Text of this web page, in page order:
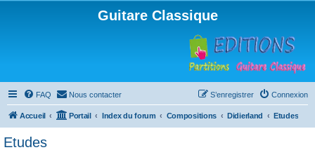
Guitare Classique
FAQ Nous contacter Connexion
S’enregistrer
Accueil Portail Index du forum Compositions Didierland Etudes
Etudes